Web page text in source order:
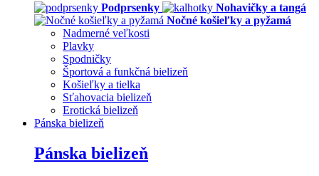
Podprsenky
Nohavičky a tangá
Nočné košieľky a pyžamá
Nadmerné veľkosti
Plavky
Spodničky
Športová a funkčná bielizeň
Košieľky a tielka
Sťahovacia bielizeň
Erotická bielizeň
Pánska bielizeň
Pánska bielizeň